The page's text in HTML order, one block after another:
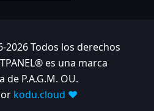
2026 Todos los derechos
es una marca
de P.A.G.M. OU.
kodu.cloud ❤️